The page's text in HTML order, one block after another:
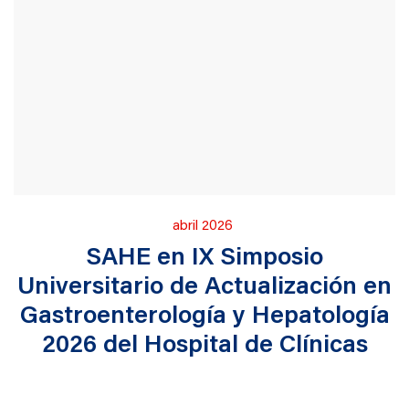
Publicado
abril 2026
SAHE en IX Simposio
Universitario de Actualización en
Gastroenterología y Hepatología
2026 del Hospital de Clínicas